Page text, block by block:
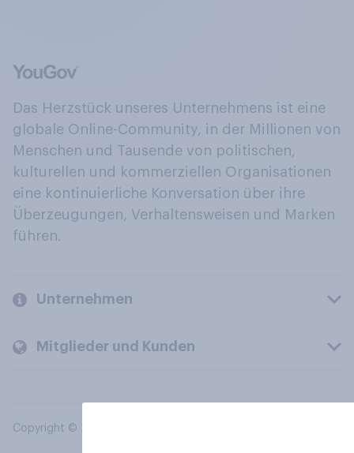
Das Herzstück unseres Unternehmens ist eine
globale Online-Community, in der Millionen von
Menschen und Tausende von politischen,
kulturellen und kommerziellen Organisationen
eine kontinuierliche Konversation über ihre
Überzeugungen, Verhaltensweisen und Marken
führen.
Unternehmen
Mitglieder und Kunden
Copyright © 2026 YouGov PLC. Alle Rechte vorbehalten.